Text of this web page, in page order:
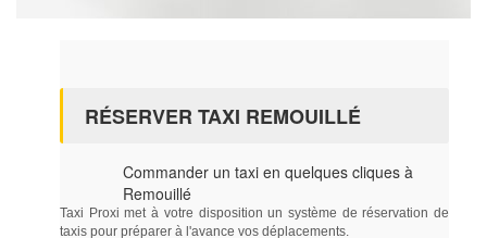
RÉSERVER TAXI REMOUILLÉ
Commander un taxi en quelques cliques à
Remouillé
Taxi Proxi met à votre disposition un système de réservation de
taxis pour préparer à l'avance vos déplacements.